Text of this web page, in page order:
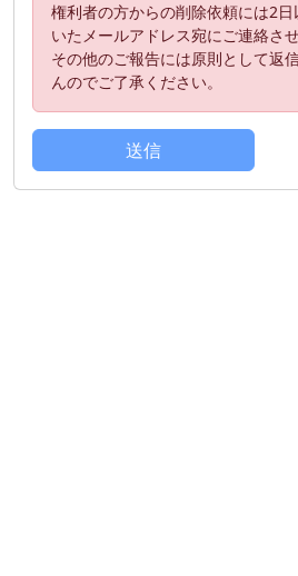
権利者の方からの削除依頼には2
いたメールアドレス宛にご連絡さ
その他のご報告には原則として返
んのでご了承ください。